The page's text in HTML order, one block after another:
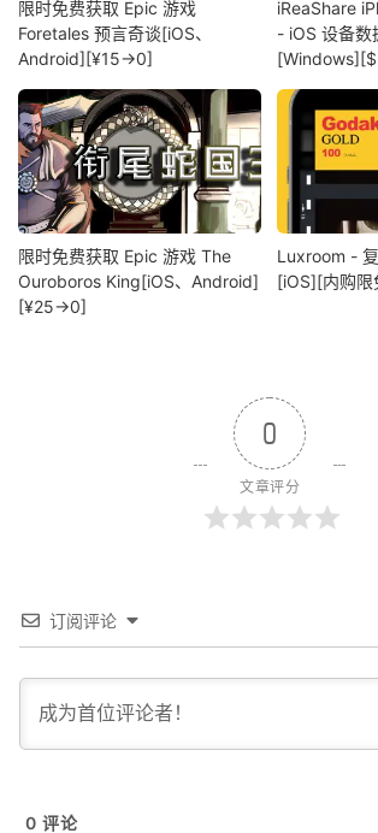
限时免费获取 Epic 游戏
Foretales 预言奇谈[iOS、
Android][¥15→0]
iReaShare
- iOS 设备数
限时免费获取 Epic 游戏 The
Ouroboros King[iOS、Android]
[¥25→0]
Luxroom -
[iOS][内购限
0
文章评分
订阅评论
0 评论